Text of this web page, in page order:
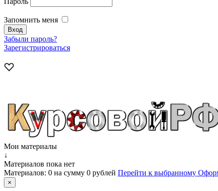
Запомнить меня
Забыли пароль?
Зарегистрироваться
Мои материалы
↓
Материалов пока нет
Материалов: 0 на сумму 0 рублей Перейти к выбранному
×